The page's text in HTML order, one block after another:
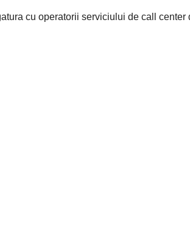
cu operatorii serviciului de call center